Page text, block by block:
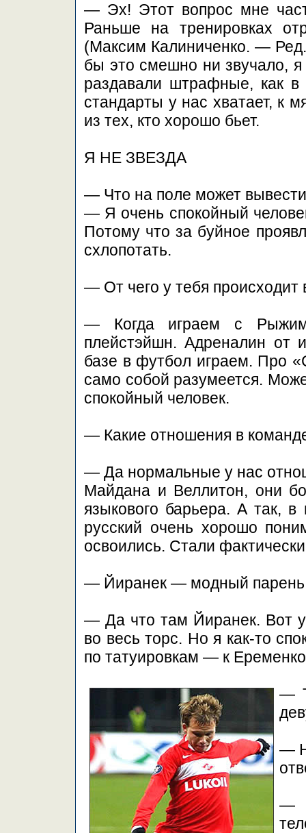
— Эх! Этот вопрос мне
Раньше на тренировках
(Максим Калиниченко. —
бы это смешно ни звучало,
раздавали штрафные, как
стандарты у нас хватает, к
из тех, кто хорошо бьет.
Я НЕ ЗВЕЗДА
— Что на поле может
— Я очень спокойный
Потому что за буйное
схлопотать.
— От чего у тебя
— Когда играем с
плейстэйшн. Адреналин от
базе в футбол играем. Про
само собой разумеется.
спокойный человек.
— Какие отношения в
— Да нормальные у нас
Майдана и Веллитон, они
языкового барьера. А так,
русский очень хорошо
освоились. Стали
— Йиранек — модный парень,
— Да что там Йиранек. Вот
во весь торс. Но я как-то
по татуировкам — к
—
—
—